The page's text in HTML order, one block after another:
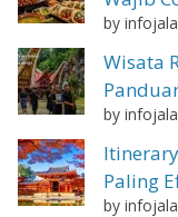
by
Wisata
by
Paling
by